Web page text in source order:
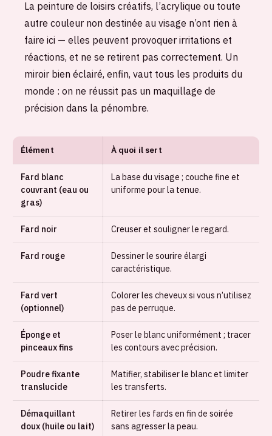
La peinture de loisirs créatifs, l’acrylique ou toute
autre couleur non destinée au visage n’ont rien à
faire ici — elles peuvent provoquer irritations et
réactions, et ne se retirent pas correctement. Un
miroir bien éclairé, enfin, vaut tous les produits du
monde : on ne réussit pas un maquillage de
précision dans la pénombre.
Élément À quoi il sert
Fard blanc
couvrant (eau ou
gras)
La base du visage ; couche fine et
uniforme pour la tenue.
Fard noir Creuser et souligner le regard.
Fard rouge
Dessiner le sourire élargi
caractéristique.
Fard vert
(optionnel)
Colorer les cheveux si vous n’utilisez
pas de perruque.
Éponge et
pinceaux fins
Poser le blanc uniformément ; tracer
les contours avec précision.
Poudre fixante
translucide
Matifier, stabiliser le blanc et limiter
les transferts.
Démaquillant
doux (huile ou lait)
Retirer les fards en fin de soirée
sans agresser la peau.